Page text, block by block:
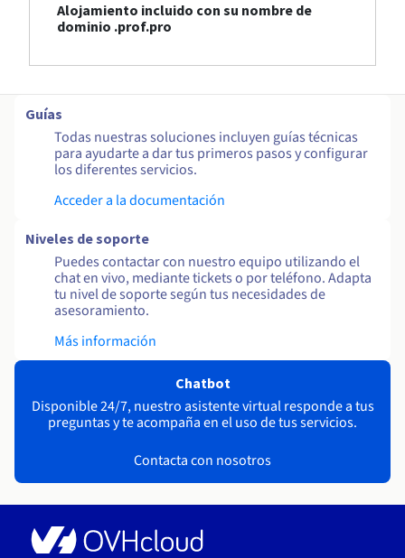
Alojamiento incluido con su nombre de
dominio .prof.pro
Guías
Todas nuestras soluciones incluyen guías técnicas
para ayudarte a dar tus primeros pasos y configurar
los diferentes servicios.
Acceder a la documentación
Niveles de soporte
Puedes contactar con nuestro equipo utilizando el
chat en vivo, mediante tickets o por teléfono. Adapta
tu nivel de soporte según tus necesidades de
asesoramiento.
Más información
Chatbot
Disponible 24/7, nuestro asistente virtual responde a tus
preguntas y te acompaña en el uso de tus servicios.
Contacta con nosotros